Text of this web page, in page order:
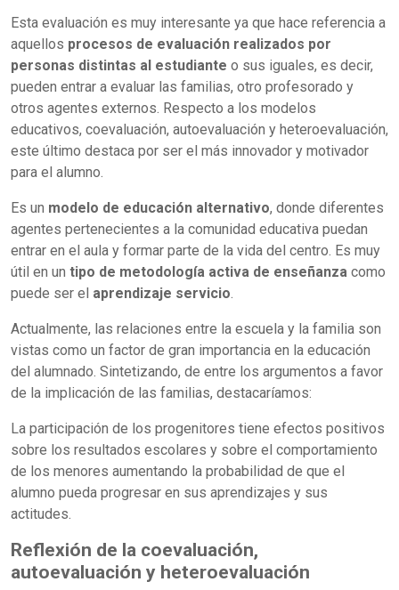
Esta evaluación es muy interesante ya que hace referencia a
aquellos procesos de evaluación realizados por
personas distintas al estudiante o sus iguales, es decir,
pueden entrar a evaluar las familias, otro profesorado y
otros agentes externos. Respecto a los modelos
educativos, coevaluación, autoevaluación y heteroevaluación,
este último destaca por ser el más innovador y motivador
para el alumno.
Es un modelo de educación alternativo, donde diferentes
agentes pertenecientes a la comunidad educativa puedan
entrar en el aula y formar parte de la vida del centro. Es muy
útil en un tipo de metodología activa de enseñanza como
puede ser el aprendizaje servicio.
Actualmente, las relaciones entre la escuela y la familia son
vistas como un factor de gran importancia en la educación
del alumnado. Sintetizando, de entre los argumentos a favor
de la implicación de las familias, destacaríamos:
La participación de los progenitores tiene efectos positivos
sobre los resultados escolares y sobre el comportamiento
de los menores aumentando la probabilidad de que el
alumno pueda progresar en sus aprendizajes y sus
actitudes.
Reflexión de la coevaluación,
autoevaluación y heteroevaluación